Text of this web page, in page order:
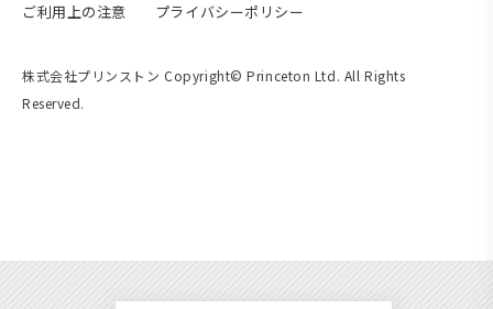
ご利用上の注意
プライバシーポリシー
株式会社プリンストン Copyright© Princeton Ltd. All Rights
Reserved.